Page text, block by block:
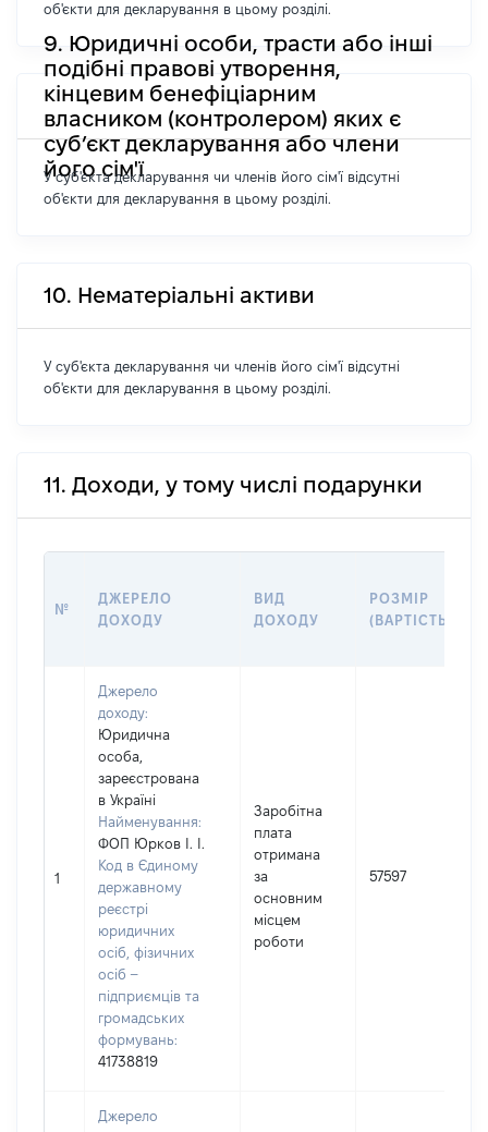
об'єкти для декларування в цьому розділі.
9. Юридичні особи, трасти або інші
подібні правові утворення,
кінцевим бенефіціарним
власником (контролером) яких є
суб’єкт декларування або члени
його сім'ї
У суб'єкта декларування чи членів його сім'ї відсутні
об'єкти для декларування в цьому розділі.
10. Нематеріальні активи
У суб'єкта декларування чи членів його сім'ї відсутні
об'єкти для декларування в цьому розділі.
11. Доходи, у тому числі подарунки
№
ДЖЕРЕЛО
ДОХОДУ
ВИД
ДОХОДУ
РОЗМІР
(ВАРТІСТЬ)
1
Джерело
доходу:
Юридична
особа,
зареєстрована
в Україні
Найменування:
ФОП Юрков І. І.
Код в Єдиному
державному
реєстрі
юридичних
осіб, фізичних
осіб –
підприємців та
громадських
формувань:
41738819
Заробітна
плата
отримана
за
основним
місцем
роботи
57597
Джерело